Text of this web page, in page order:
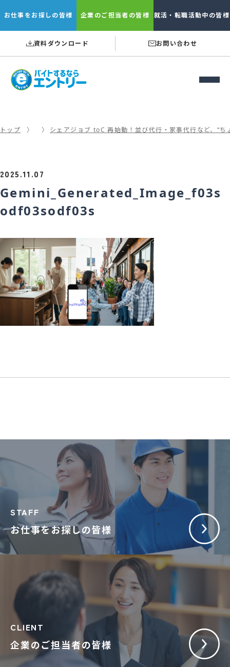
お仕事をお探しの皆様 企業のご担当者の皆様 就活・転職活動中の皆様
資料ダウンロード お問い合わせ
トップ シェアジョブ toC 再始動！並び代行・家事代行など、“
2025.11.07
Gemini_Generated_Image_f03s
odf03sodf03s
お仕事をお探しの皆様
STAFF
企業のご担当者の皆様
CLIENT